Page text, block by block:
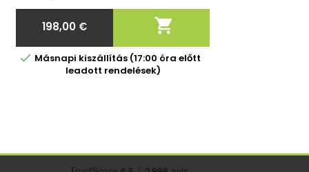
Ár
198,00 € 
 Másnapi kiszállítás (17:00 óra előtt
leadott rendelések)